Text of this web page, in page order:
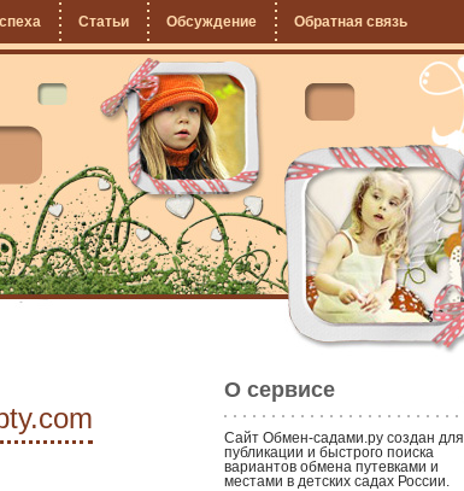
Статьи Обсуждение Обратная связь
О сервисе
Сайт Обмен-садами.ру создан для
публикации и быстрого поиска
вариантов обмена путевками и
местами в детских садах России.